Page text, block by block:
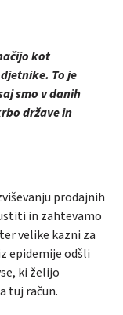
kot
To je
smo v danih
države in
prodajnih
in zahtevamo
velike kazni za
epidemije odšli
ki želijo
tuj račun.